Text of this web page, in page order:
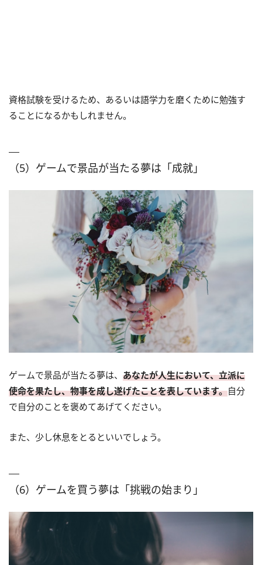
資格試験を受けるため、あるいは語学力を磨くために勉強す
ることになるかもしれません。
（5）ゲームで景品が当たる夢は「成就」
ゲームで景品が当たる夢は、 あなたが人生において、立派に
使命を果たし、物事を成し遂げたことを表しています。自分
で自分のことを褒めてあげてください。
また、少し休息をとるといいでしょう。
（6）ゲームを買う夢は「挑戦の始まり」